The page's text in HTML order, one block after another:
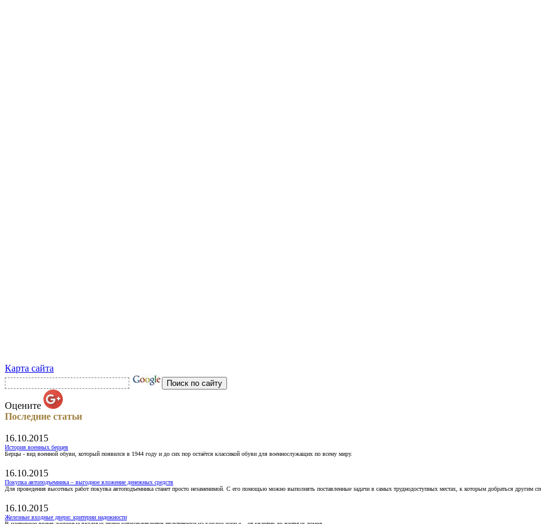
Карта сайта
Оцените
Последние статьи
16.10.2015
История военных берцев
Берцы - вид военной обуви, который появился в 1944 году и до сих пор остаётся классикой обуви для военнослужащих по всему миру.
16.10.2015
Покупка автоподъемника – выгодное вложение денежных средств
Для проведения высотных работ покупка автоподъемника станет просто незаменимой. С его помощью можно выполнять поставленные задачи в самых труднодоступных местах, к которым добраться другим
16.10.2015
Железные входные двери: критерии надежности